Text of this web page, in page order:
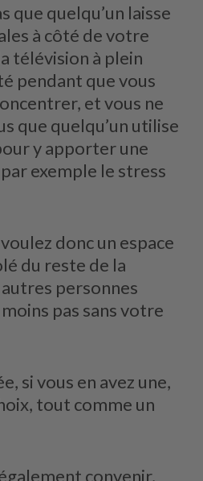
que quelqu’un laisse
à côté de votre
télévision à plein
pendant que vous
et vous ne
que quelqu’un utilise
y apporter une
exemple le stress
donc un espace
du reste de la
personnes
pas sans votre
si vous en avez une,
tout comme un
convenir,